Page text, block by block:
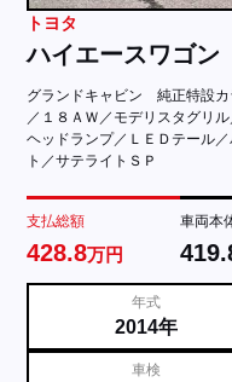
トヨタ
ハイエースワゴン
グランドキャビン 純正特設カ
／１８ＡＷ／モデリスタグリ
ヘッドランプ／ＬＥＤテール
ト／サテライトＳＰ
支払総額
428.8万円
車両本
年式
2014年
車検